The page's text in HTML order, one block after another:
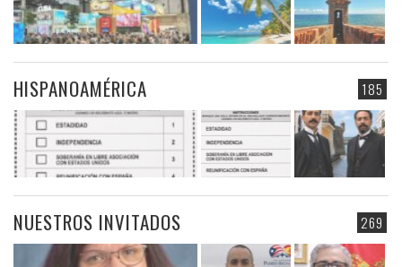
185
HISPANOAMÉRICA
269
NUESTROS INVITADOS